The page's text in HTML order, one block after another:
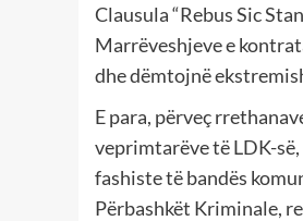
Clausula “Rebus Sic
Marrëveshjeve e
dhe dëmtojnë
E para, përveç
veprimtarëve të LDK-
fashiste të bandës
Përbashkët Kriminale,